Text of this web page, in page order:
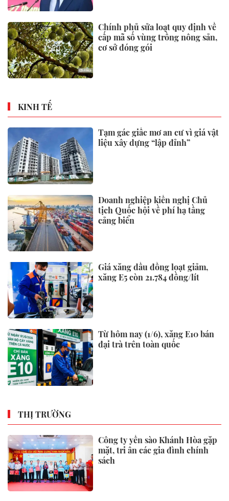
Chính phủ sửa loạt quy định về
cấp mã số vùng trồng nông sản,
cơ sở đóng gói
KINH TẾ
Tạm gác giấc mơ an cư vì giá vật
liệu xây dựng “lập đỉnh”
Doanh nghiệp kiến nghị Chủ
tịch Quốc hội về phí hạ tầng
cảng biển
Giá xăng dầu đồng loạt giảm,
xăng E5 còn 21.784 đồng/lít
Từ hôm nay (1/6), xăng E10 bán
đại trà trên toàn quốc
THỊ TRƯỜNG
Công ty yến sào Khánh Hòa gặp
mặt, tri ân các gia đình chính
sách